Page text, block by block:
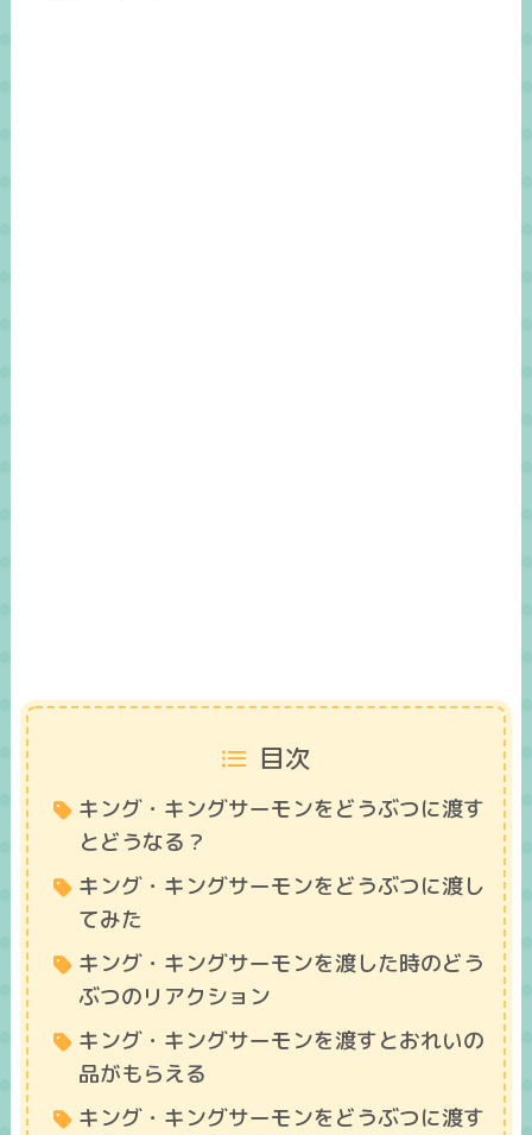
目次
キング・キングサーモンをどうぶつに渡す
とどうなる？
キング・キングサーモンをどうぶつに渡し
てみた
キング・キングサーモンを渡した時のどう
ぶつのリアクション
キング・キングサーモンを渡すとおれいの
品がもらえる
キング・キングサーモンをどうぶつに渡す